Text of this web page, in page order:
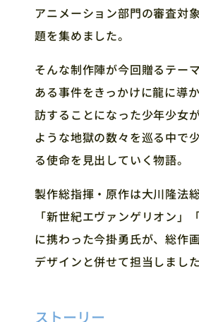
アニメーション部門の審査対
題を集めました。
そんな制作陣が今回贈るテー
ある事件をきっかけに龍に導
訪することになった少年少女
ような地獄の数々を巡る中で
る使命を見出していく物語。
製作総指揮・原作は大川隆法
「新世紀エヴァンゲリオン」
に携わった今掛勇氏が、総作
デザインと併せて担当しました
ストーリー